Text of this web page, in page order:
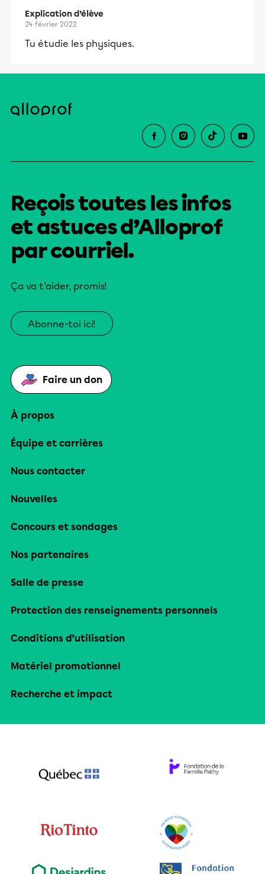
Explication d’élève
24 février 2022
Tu étudie les physiques.
Reçois toutes les infos
et astuces d’Alloprof
par courriel.
Ça va t’aider, promis!
Abonne-toi ici!
Faire un don
À propos
Équipe et carrières
Nous contacter
Nouvelles
Concours et sondages
Nos partenaires
Salle de presse
Protection des renseignements personnels
Conditions d’utilisation
Matériel promotionnel
Recherche et impact